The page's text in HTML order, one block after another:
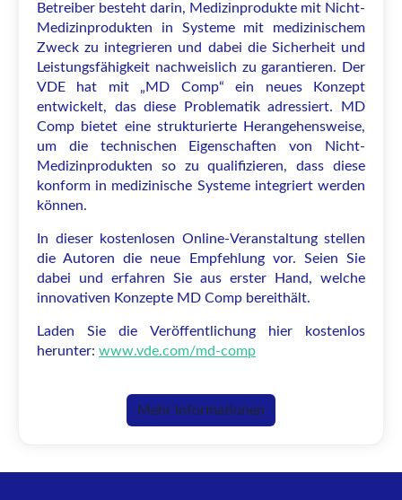
Betreiber besteht darin, Medizinprodukte mit Nicht-
Medizinprodukten in Systeme mit medizinischem
Zweck zu integrieren und dabei die Sicherheit und
Leistungsfähigkeit nachweislich zu garantieren. Der
VDE hat mit „MD Comp“ ein neues Konzept
entwickelt, das diese Problematik adressiert. MD
Comp bietet eine strukturierte Herangehensweise,
um die technischen Eigenschaften von Nicht-
Medizinprodukten so zu qualifizieren, dass diese
konform in medizinische Systeme integriert werden
können.
In dieser kostenlosen Online-Veranstaltung stellen
die Autoren die neue Empfehlung vor. Seien Sie
dabei und erfahren Sie aus erster Hand, welche
innovativen Konzepte MD Comp bereithält.
Laden Sie die Veröffentlichung hier kostenlos
herunter: www.vde.com/md-comp
Mehr Informationen